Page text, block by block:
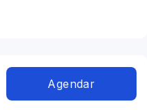
Agendar